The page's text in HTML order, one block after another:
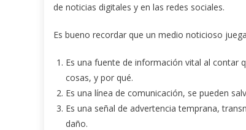
de noticias digitales y en las redes sociales.
Es bueno recordar que un medio noticioso
Es una fuente de información vital al contar
cosas, y por qué.
Es una línea de comunicación, se pueden
Es una señal de advertencia temprana,
daño.